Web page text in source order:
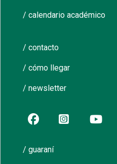
/ calendario académico
/ contacto
/ cómo llegar
/ newsletter
/ guaraní